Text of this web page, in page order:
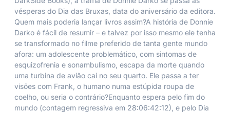
vésperas do Dia das Bruxas, data do aniversário da editora.
Quem mais poderia lançar livros assim?A história de Donnie
Darko é fácil de resumir – e talvez por isso mesmo ele tenha
se transformado no filme preferido de tanta gente mundo
afora: um adolescente problemático, com sintomas de
esquizofrenia e sonambulismo, escapa da morte quando
uma turbina de avião cai no seu quarto. Ele passa a ter
visões com Frank, o humano numa estúpida roupa de
coelho, ou seria o contrário?Enquanto espera pelo fim do
mundo (contagem regressiva em 28:06:42:12), e pelo Dia